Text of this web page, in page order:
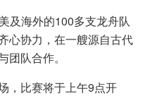
及海外的100多支龙舟队
心协力，在一艘源自古代
队合作。
，比赛将于上午9点开